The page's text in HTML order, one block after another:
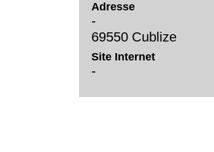
Adresse
-
69550 Cublize
Site Internet
-